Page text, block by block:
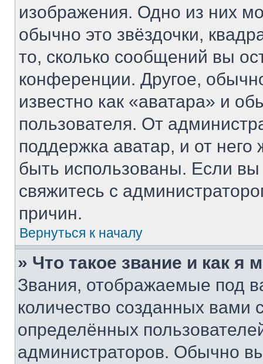
изображения. Одно из них
обычно это звёздочки,
то, сколько сообщений вы
конференции. Другое,
известно как «аватара» и
пользователя. От
поддержка аватар, и от него
быть использованы. Если
свяжитесь с
причин.
Вернуться к началу
» Что такое звание и как я
Звания, отображаемые под
количество созданных
определённых
администраторов. Обычно